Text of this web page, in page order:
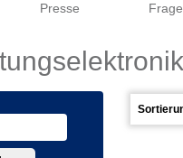
Presse